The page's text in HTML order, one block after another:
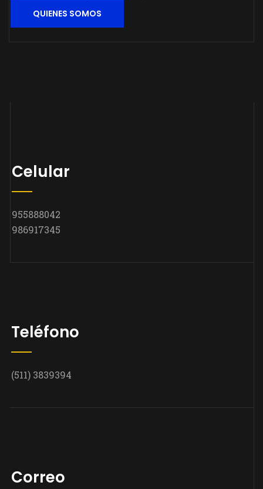
QUIENES SOMOS
Celular
955888042
986917345
Teléfono
(511) 3839394
Correo